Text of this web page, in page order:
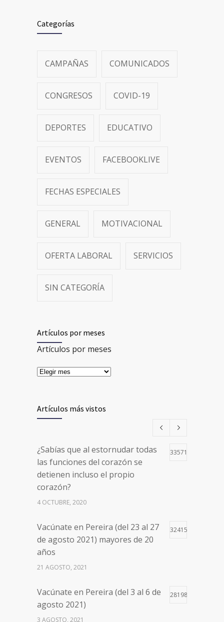
Categorías
CAMPAÑAS COMUNICADOS
CONGRESOS COVID-19
DEPORTES EDUCATIVO
EVENTOS FACEBOOKLIVE
FECHAS ESPECIALES
GENERAL MOTIVACIONAL
OFERTA LABORAL SERVICIOS
SIN CATEGORÍA
Artículos por meses
Artículos por meses
Artículos más vistos
¿Sabías que al estornudar todas
las funciones del corazón se
detienen incluso el propio
corazón?
33571
4 OCTUBRE, 2020
Vacúnate en Pereira (del 23 al 27
de agosto 2021) mayores de 20
años
32415
21 AGOSTO, 2021
Vacúnate en Pereira (del 3 al 6 de
agosto 2021)
28198
3 AGOSTO, 2021